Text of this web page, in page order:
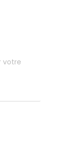
votre